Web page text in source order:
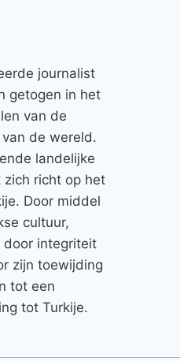
journalist
getogen in het
van de
de wereld.
landelijke
zich richt op het
Door middel
cultuur,
door integriteit
zijn toewijding
tot een
tot Turkije.